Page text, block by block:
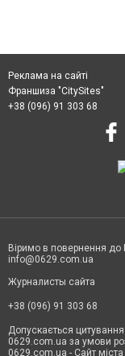
Реклама на сайті
Франшиза "CitySites"
+38 (096) 91 303 68
Віримо в повернення до
info@0629.com.ua
Журналисты сайта
+38 (096) 91 303 68
Допускається
0629.com.ua за умови
0629.com.ua - Сайт